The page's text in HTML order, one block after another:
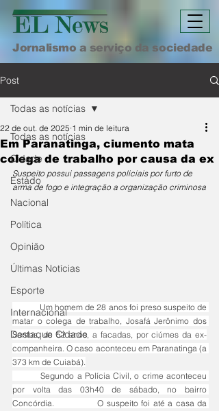
Jornalismo a serviço da sociedade
Post
Todas as notícias
Cidade
Estado
Nacional
Política
Opinião
Últimas Notícias
Esporte
Internacional
Destaque Cidade
Todas as notícias
Em Paranatinga, ciumento mata
colega de trabalho por causa da ex
22 de out. de 2025 1 min de leitura
Suspeito possui passagens policiais por furto de
arma de fogo e integração a organização criminosa
	Um homem de 28 anos foi preso suspeito de
matar o colega de trabalho, Josafá Jerônimo dos
Santos, de 52 anos, a facadas, por ciúmes da ex-
companheira. O caso aconteceu em Paranatinga (a
373 km de Cuiabá).
	Segundo a Polícia Civil, o crime aconteceu
por volta das 03h40 de sábado, no bairro
Concórdia. 		O suspeito foi até a casa da